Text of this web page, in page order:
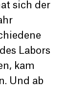
sich der
Labors
kam
Und ab